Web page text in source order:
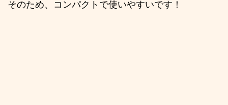
そのため、コンパクトで使いやすいです！